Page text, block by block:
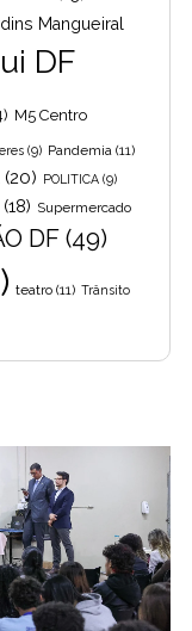
Mangueiral
DF
M5 Centro
(9) Pandemia (11)
(20) POLITICA (9)
(18) Supermercado
DF (49)
teatro (11) Trânsito